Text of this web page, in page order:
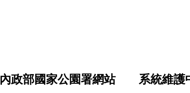
內政部國家公園署網站 系統維護